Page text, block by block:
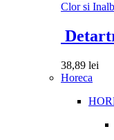
Clor si
38,89 lei
Horeca